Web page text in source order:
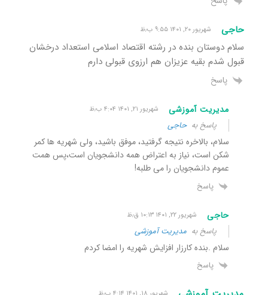
حاجی شهریور ۲۰, ۱۴۰۱ ۹:۵۵ ب٫ظ
سلام دوستان بنده در رشته اقتصاد اسلامی استعداد درخشان
قبول شدم بقیه عزیزان هم ارزوی قبولی دارم
پاسخ
مدیریت آموزشی شهریور ۲۱, ۱۴۰۱ ۴:۰۴ ب٫ظ
پاسخ بهحاجی
سلام، بالاخره نتیجه گرفتید، موفق باشید، ولی شهریه ها کمر
شکن است، نیاز به اعتراض همه دانشجویان است،پس همت
عموم دانشجویان را می طلبه!
پاسخ
حاجی شهریور ۲۲, ۱۴۰۱ ۱۰:۱۳ ق٫ظ
پاسخ به مدیریت آموزشی
سلام .بنده کارزار افزایش شهریه را امضا کردم
پاسخ